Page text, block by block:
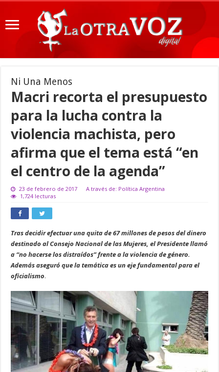
Ni Una Menos
Macri recorta el presupuesto
para la lucha contra la
violencia machista, pero
afirma que el tema está “en
el centro de la agenda”
23 de febrero de 2017
A través de: Política Argentina
1,724 lecturas
Tras decidir efectuar una quita de 67 millones de pesos del dinero
destinado al Consejo Nacional de las Mujeres, el Presidente llamó
a “no hacerse los distraídos” frente a la violencia de género.
Además aseguró que la temática es un eje fundamental para el
oficialismo.